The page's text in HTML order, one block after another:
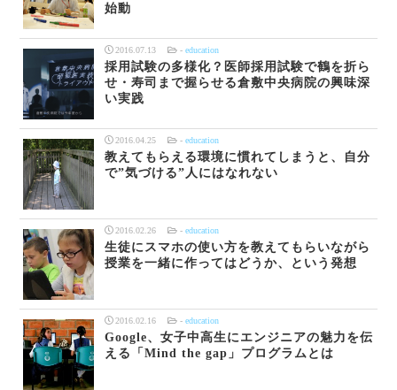
始動
2016.07.13 - education
採用試験の多様化？医師採用試験で鶴を折ら
せ・寿司まで握らせる倉敷中央病院の興味深
い実践
2016.04.25 - education
教えてもらえる環境に慣れてしまうと、自分
で”気づける”人にはなれない
2016.02.26 - education
生徒にスマホの使い方を教えてもらいながら
授業を一緒に作ってはどうか、という発想
2016.02.16 - education
Google、女子中高生にエンジニアの魅力を伝
える「Mind the gap」プログラムとは